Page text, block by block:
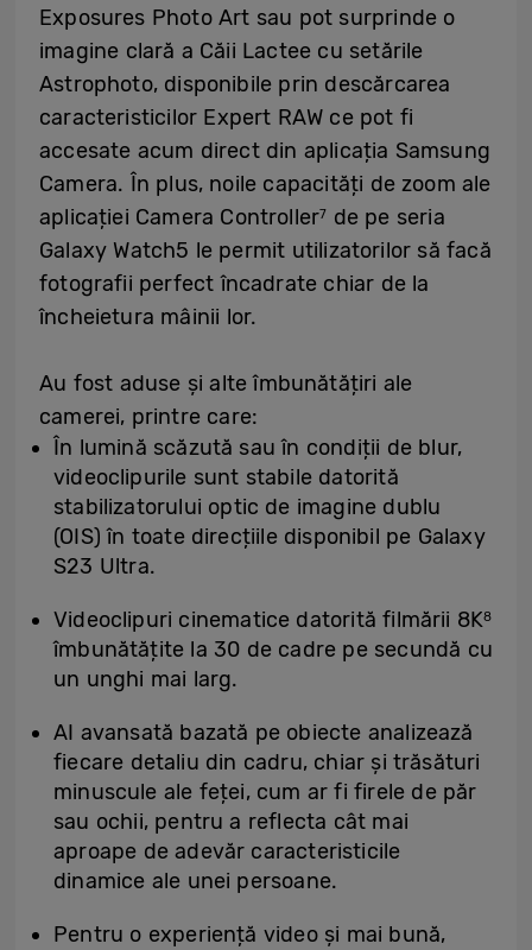
Exposures Photo Art sau pot surprinde o
imagine clară a Căii Lactee cu setările
Astrophoto, disponibile prin descărcarea
caracteristicilor Expert RAW ce pot fi
accesate acum direct din aplicația Samsung
Camera. În plus, noile capacități de zoom ale
aplicației Camera Controller7 de pe seria
Galaxy Watch5 le permit utilizatorilor să facă
fotografii perfect încadrate chiar de la
încheietura mâinii lor.
Au fost aduse și alte îmbunătățiri ale
camerei, printre care:
În lumină scăzută sau în condiții de blur,
videoclipurile sunt stabile datorită
stabilizatorului optic de imagine dublu
(OIS) în toate direcțiile disponibil pe Galaxy
S23 Ultra.
Videoclipuri cinematice datorită filmării 8K8
îmbunătățite la 30 de cadre pe secundă cu
un unghi mai larg.
AI avansată bazată pe obiecte analizează
fiecare detaliu din cadru, chiar și trăsături
minuscule ale feței, cum ar fi firele de păr
sau ochii, pentru a reflecta cât mai
aproape de adevăr caracteristicile
dinamice ale unei persoane.
Pentru o experiență video și mai bună,